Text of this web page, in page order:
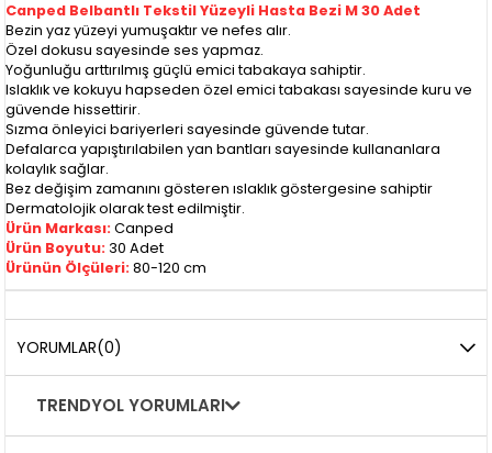
Canped Belbantlı Tekstil Yüzeyli Hasta Bezi M 30 Adet
Bezin yaz yüzeyi yumuşaktır ve nefes alır.
Özel dokusu sayesinde ses yapmaz.
Yoğunluğu arttırılmış güçlü emici tabakaya sahiptir.
Islaklık ve kokuyu hapseden özel emici tabakası sayesinde kuru ve
güvende hissettirir.
Sızma önleyici bariyerleri sayesinde güvende tutar.
Defalarca yapıştırılabilen yan bantları sayesinde kullananlara
kolaylık sağlar.
Bez değişim zamanını gösteren ıslaklık göstergesine sahiptir
Dermatolojik olarak test edilmiştir.
Ürün Markası: Canped
Ürün Boyutu: 30 Adet
Ürünün Ölçüleri:80-120 cm
YORUMLAR(0)
TRENDYOL YORUMLARI